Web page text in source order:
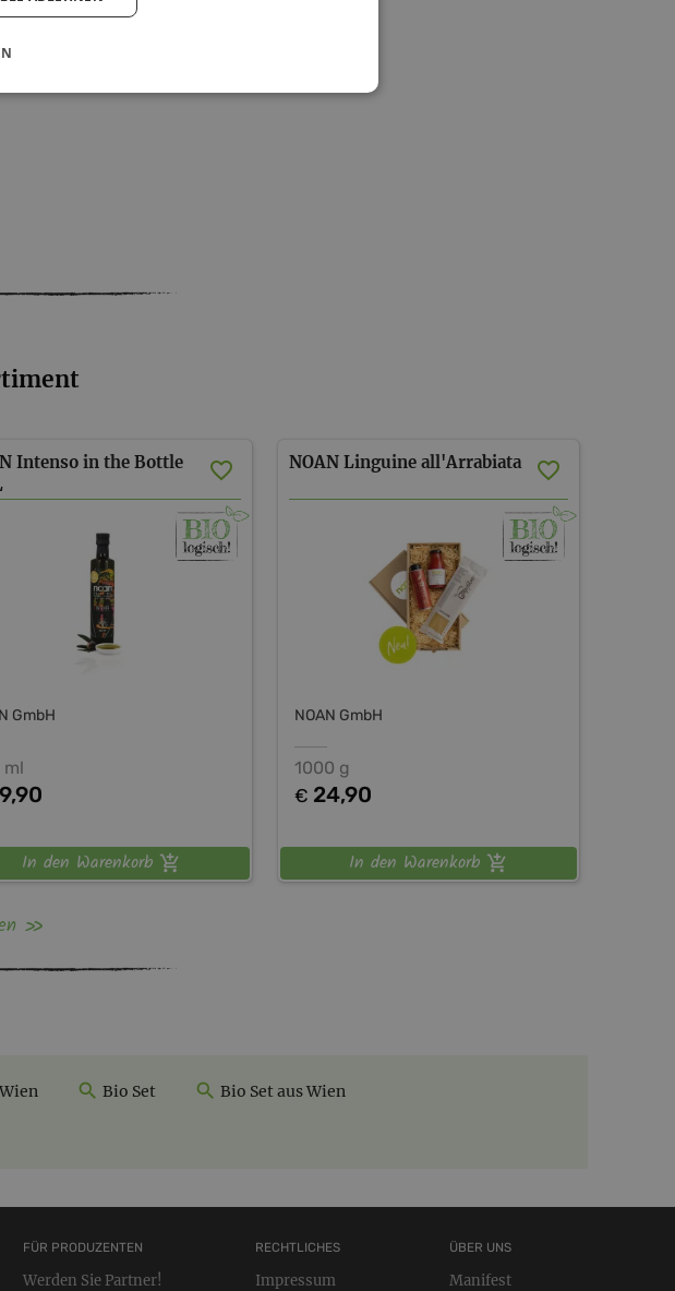
Intenso in the Bottle
GmbH
ml
In den Warenkorb
NOAN Linguine all'Arrabiata
NOAN GmbH
1000 g
€ 24,90
In den Warenkorb
Bio Set Bio Set aus Wien
FÜR PRODUZENTEN
Werden Sie Partner!
RECHTLICHES
Impressum
ÜBER UNS
Manifest